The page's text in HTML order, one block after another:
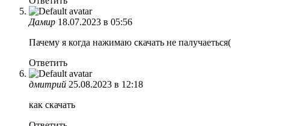
Дамир 18.07.2023 в 05:56
Пачему я когда нажимаю скачать не палучаеться(
Ответить
дмитрий 25.08.2023 в 12:18
как скачать